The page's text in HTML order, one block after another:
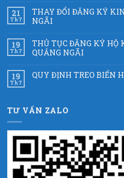
21
Th7
THAY ĐỔI ĐĂNG KÝ
NGÃI
19
Th7
THỦ TỤC ĐĂNG KÝ HỘ
QUẢNG NGÃI
19
Th7
QUY ĐỊNH TREO BIỂN
TƯ VẤN ZALO